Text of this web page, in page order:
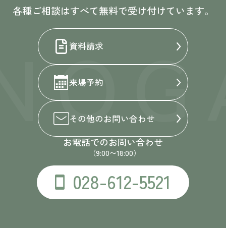
各種ご相談はすべて無料で受け付けています。
資料請求
来場予約
その他のお問い合わせ
お電話でのお問い合わせ
（9:00〜18:00）
028-612-5521